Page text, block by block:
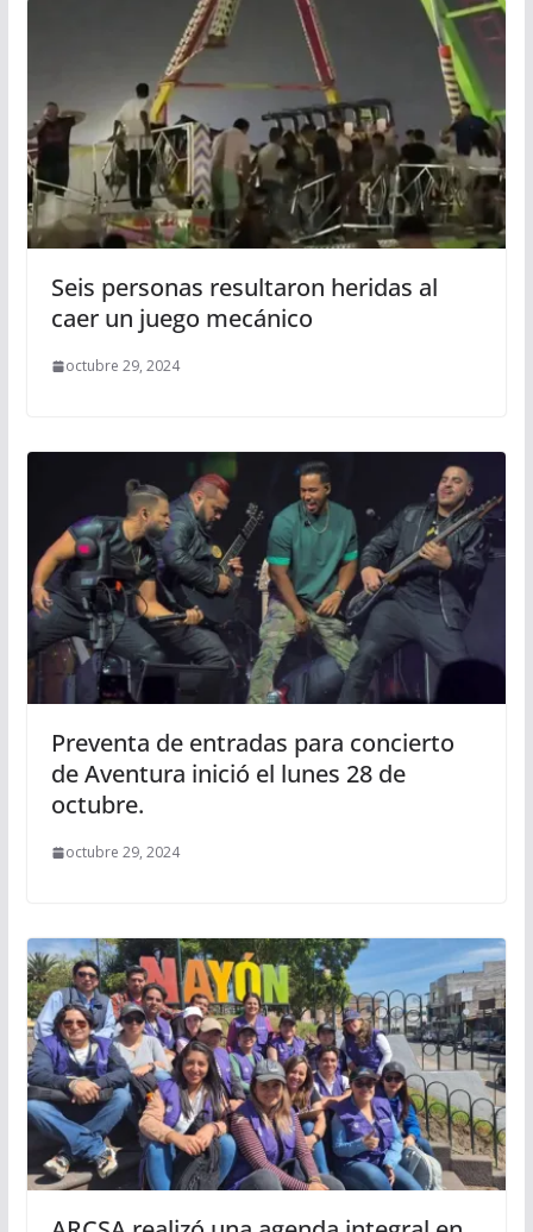
Seis personas resultaron heridas al
caer un juego mecánico
octubre 29, 2024
Preventa de entradas para concierto
de Aventura inició el lunes 28 de
octubre.
octubre 29, 2024